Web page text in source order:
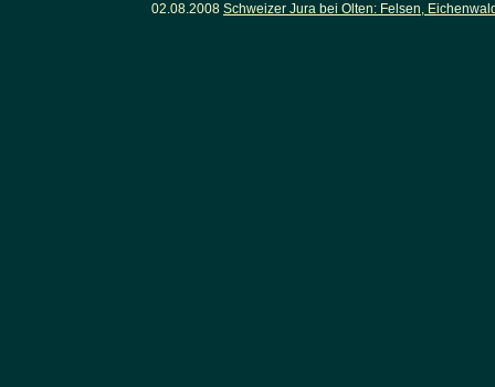
02.08.2008 Schweizer Jura bei Olten: Felsen,